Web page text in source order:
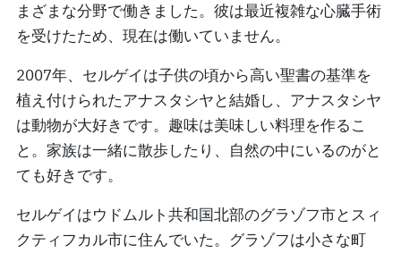
まざまな分野で働きました。彼は最近複雑な心臓手術
を受けたため、現在は働いていません。
2007年、セルゲイは子供の頃から高い聖書の基準を
植え付けられたアナスタシヤと結婚し、アナスタシヤ
は動物が大好きです。趣味は美味しい料理を作るこ
と。家族は一緒に散歩したり、自然の中にいるのがと
ても好きです。
セルゲイはウドムルト共和国北部のグラゾフ市とスィ
クティフカル市に住んでいた。グラゾフは小さな町